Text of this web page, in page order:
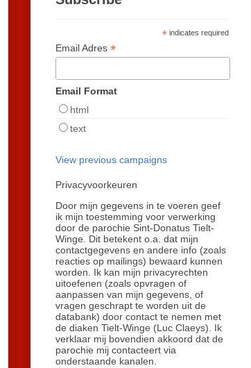
*indicates required
Email Adres *
Email Format
html
text
View previous campaigns
Privacyvoorkeuren
Door mijn gegevens in te voeren geef
ik mijn toestemming voor verwerking
door de parochie Sint-Donatus Tielt-
Winge. Dit betekent o.a. dat mijn
contactgegevens en andere info (zoals
reacties op mailings) bewaard kunnen
worden. Ik kan mijn privacyrechten
uitoefenen (zoals opvragen of
aanpassen van mijn gegevens, of
vragen geschrapt te worden uit de
databank) door contact te nemen met
de diaken Tielt-Winge (Luc Claeys). Ik
verklaar mij bovendien akkoord dat de
parochie mij contacteert via
onderstaande kanalen.